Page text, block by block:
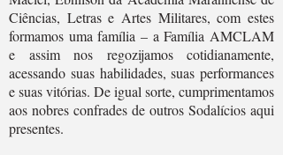
Ciências, Letras e Artes Militares, com estes
formamos uma família – a Família AMCLAM
e assim nos regozijamos cotidianamente,
acessando suas habilidades, suas performances
e suas vitórias. De igual sorte, cumprimentamos
aos nobres confrades de outros Sodalícios aqui
presentes.